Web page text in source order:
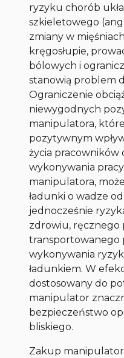
ryzyku chorób
szkieletowego
zmiany w
kręgosłupie,
bólowych i
stanowią problem
Ograniczenie
niewygodnych
manipulatora,
pozytywnym
życia pracowników
wykonywania
manipulatora,
ładunki o wadze
jednocześnie
zdrowiu, ręcznego
wykonywania
ładunkiem. W
dostosowany do
manipulator
bezpieczeństwo
bliskiego.
Zakup